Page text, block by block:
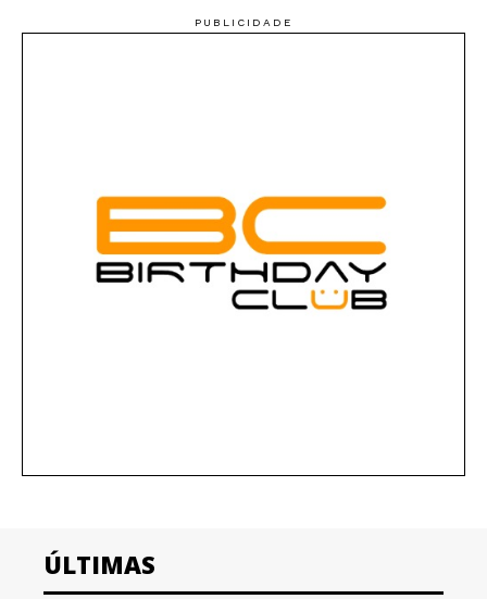
ÚLTIMAS